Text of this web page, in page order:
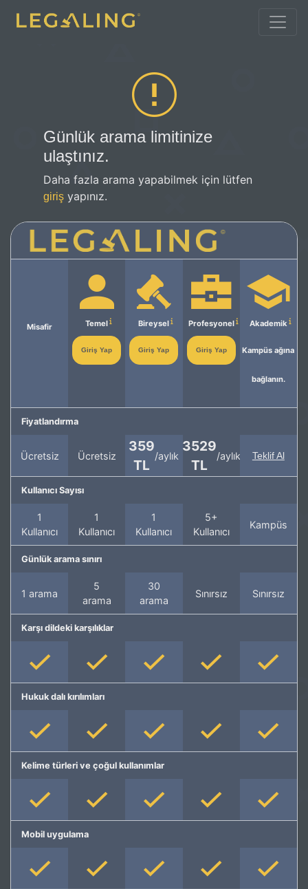
Günlük arama limitinize
ulaştınız.
Daha fazla arama yapabilmek için lütfen
giriş yapınız.
Misafir Temel
Giriş Yap
Bireysel
Giriş Yap
Profesyonel
Giriş Yap
Akademik
Kampüs ağına
bağlanın.
Fiyatlandırma
Ücretsiz Ücretsiz
359
TL
/aylık
3529
TL
/aylık Teklif Al
Kullanıcı Sayısı
1
Kullanıcı
1
Kullanıcı
1
Kullanıcı
5+
Kullanıcı
Kampüs
Günlük arama sınırı
1 arama
5
arama
30
arama
Sınırsız Sınırsız
Karşı dildeki karşılıklar
Hukuk dalı kırılımları
Kelime türleri ve çoğul kullanımlar
Mobil uygulama